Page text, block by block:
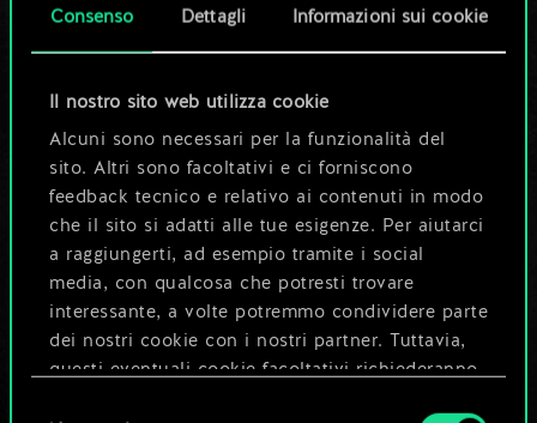
Consenso Dettagli Informazioni sui cookie
Il nostro sito web utilizza cookie
Alcuni sono necessari per la funzionalità del
sito. Altri sono facoltativi e ci forniscono
feedback tecnico e relativo ai contenuti in modo
che il sito si adatti alle tue esigenze. Per aiutarci
a raggiungerti, ad esempio tramite i social
media, con qualcosa che potresti trovare
interessante, a volte potremmo condividere parte
dei nostri cookie con i nostri partner. Tuttavia,
questi eventuali cookie facoltativi richiederanno
set di carte
Ma può diventare
molto altro!
guida
Modifica mazzo